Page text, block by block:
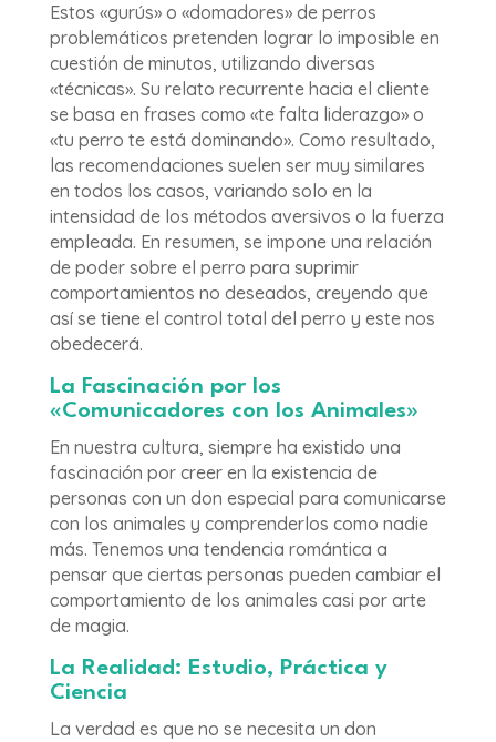
Estos «gurús» o «domadores» de perros
problemáticos pretenden lograr lo imposible en
cuestión de minutos, utilizando diversas
«técnicas». Su relato recurrente hacia el cliente
se basa en frases como «te falta liderazgo» o
«tu perro te está dominando». Como resultado,
las recomendaciones suelen ser muy similares
en todos los casos, variando solo en la
intensidad de los métodos aversivos o la fuerza
empleada. En resumen, se impone una relación
de poder sobre el perro para suprimir
comportamientos no deseados, creyendo que
así se tiene el control total del perro y este nos
obedecerá.
La Fascinación por los
«Comunicadores con los Animales»
En nuestra cultura, siempre ha existido una
fascinación por creer en la existencia de
personas con un don especial para comunicarse
con los animales y comprenderlos como nadie
más. Tenemos una tendencia romántica a
pensar que ciertas personas pueden cambiar el
comportamiento de los animales casi por arte
de magia.
La Realidad: Estudio, Práctica y
Ciencia
La verdad es que no se necesita un don